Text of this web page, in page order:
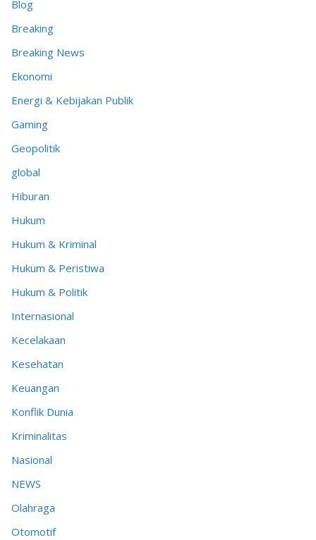
Blog
Breaking
Breaking News
Ekonomi
Energi & Kebijakan Publik
Gaming
Geopolitik
global
Hiburan
Hukum
Hukum & Kriminal
Hukum & Peristiwa
Hukum & Politik
Internasional
Kecelakaan
Kesehatan
Keuangan
Konflik Dunia
Kriminalitas
Nasional
NEWS
Olahraga
Otomotif